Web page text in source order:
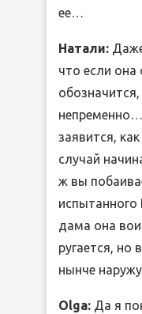
ее…
Натали:
что если она
непременно…
заявится,
случай
ж вы
дама она
ругается, но
нынче
Olga: Да я